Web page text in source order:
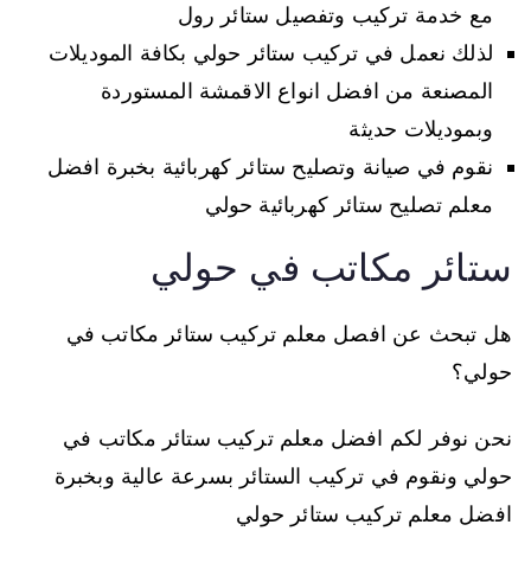
مع خدمة تركيب وتفصيل ستائر رول
لذلك نعمل في تركيب ستائر حولي بكافة الموديلات
المصنعة من افضل انواع الاقمشة المستوردة
وبموديلات حديثة
نقوم في صيانة وتصليح ستائر كهربائية بخبرة افضل
معلم تصليح ستائر كهربائية حولي
ستائر مكاتب في حولي
هل تبحث عن افصل معلم تركيب ستائر مكاتب في
حولي؟
نحن نوفر لكم افضل معلم تركيب ستائر مكاتب في
حولي ونقوم في تركيب الستائر بسرعة عالية وبخبرة
افضل معلم تركيب ستائر حولي